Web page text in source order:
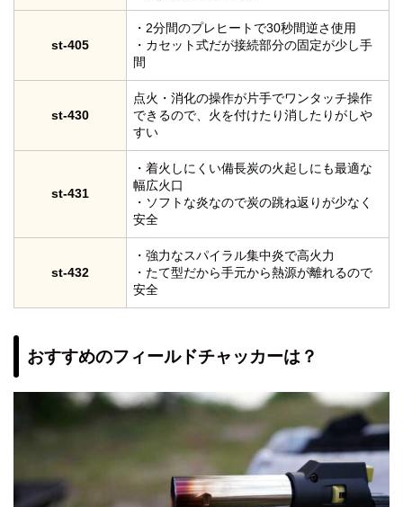
st-405
・2分間のプレヒートで30秒間逆さ使用
・カセット式だが接続部分の固定が少し手
間
st-430
点火・消化の操作が片手でワンタッチ操作
できるので、火を付けたり消したりがしや
すい
st-431
・着火しにくい備長炭の火起しにも最適な
幅広火口
・ソフトな炎なので炭の跳ね返りが少なく
安全
st-432
・強力なスパイラル集中炎で高火力
・たて型だから手元から熱源が離れるので
安全
おすすめのフィールドチャッカーは？